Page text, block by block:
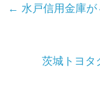
事
← 水戸信用金庫
茨城トヨタ